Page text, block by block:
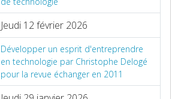
Jeudi 12 février 2026
Développer un esprit d'entreprendre
en technologie par Christophe Delogé
pour la revue échanger en 2011